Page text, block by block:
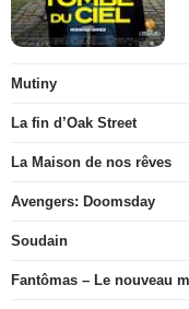
Mutiny
La fin d’Oak Street
La Maison de nos rêves
Avengers: Doomsday
Soudain
Fantômas – Le nouveau